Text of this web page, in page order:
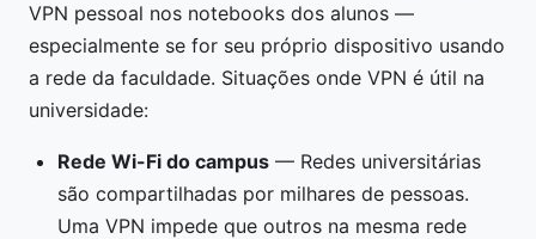
VPN pessoal nos notebooks dos alunos —
especialmente se for seu próprio dispositivo usando
a rede da faculdade. Situações onde VPN é útil na
universidade:
Rede Wi-Fi do campus — Redes universitárias
são compartilhadas por milhares de pessoas.
Uma VPN impede que outros na mesma rede